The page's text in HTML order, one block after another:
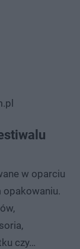
w oparciu
opakowaniu.
czy…